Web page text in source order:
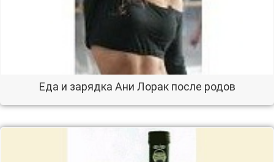
Еда и зарядка Ани Лорак после родов